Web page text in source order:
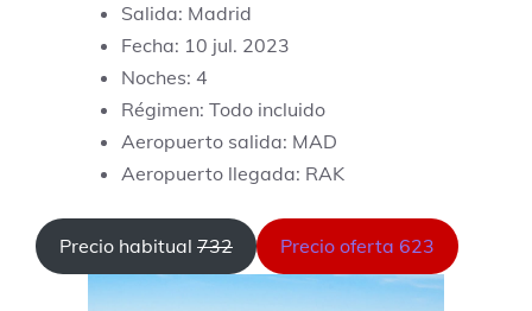
Salida: Madrid
Fecha: 10 jul. 2023
Noches: 4
Régimen: Todo incluido
Aeropuerto salida: MAD
Aeropuerto llegada: RAK
Precio habitual 732 Precio oferta 623